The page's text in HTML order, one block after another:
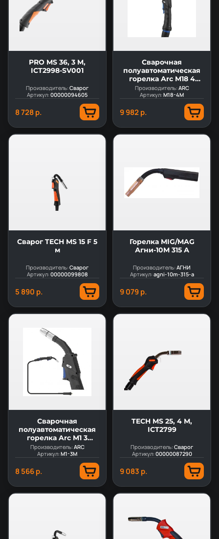
PRO MS 36, 3 M,
ICT2998-SV001
Производитель:Сварог
Артикул:00000094605
8 728 р.
Сварочная
полуавтоматическая
горелка Arc M18 4
метра (MIG/MAG)
Производитель:ARC
Артикул:M18-4M
9 982 р.
Сварог TECH MS 15 F 5
м
Производитель:Сварог
Артикул:00000099808
5 890 р.
Горелка MIG/MAG
Агни-10М 315 А
Производитель:АГНИ
Артикул:agni-10m-315-a
9 079 р.
Сварочная
полуавтоматическая
горелка Arc M1 3
метра (MIG/MAG)
Производитель:ARC
Артикул:M1-3M
8 566 р.
TECH MS 25, 4 М,
ICT2799
Производитель:Сварог
Артикул:00000087290
9 083 р.